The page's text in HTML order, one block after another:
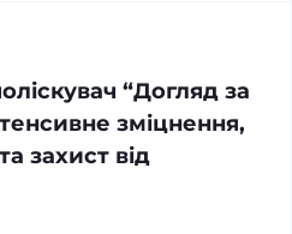
“Догляд за
зміцнення,
захист від